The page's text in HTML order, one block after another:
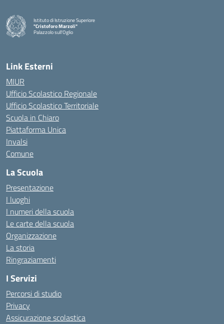
Istituto di Istruzione Superiore
"Cristoforo Marzoli"
Palazzolo sull'Oglio
— Visita la pagina iniziale della scuola
Link Esterni
MIUR
Ufficio Scolastico Regionale
Ufficio Scolastico Territoriale
Scuola in Chiaro
Piattaforma Unica
Invalsi
Comune
La Scuola
Presentazione
I luoghi
I numeri della scuola
Le carte della scuola
Organizzazione
La storia
Ringraziamenti
I Servizi
Percorsi di studio
Privacy
Assicurazione scolastica